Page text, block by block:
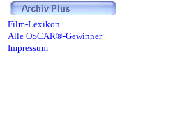
Film-Lexikon
Alle OSCAR®-Gewinner
Impressum